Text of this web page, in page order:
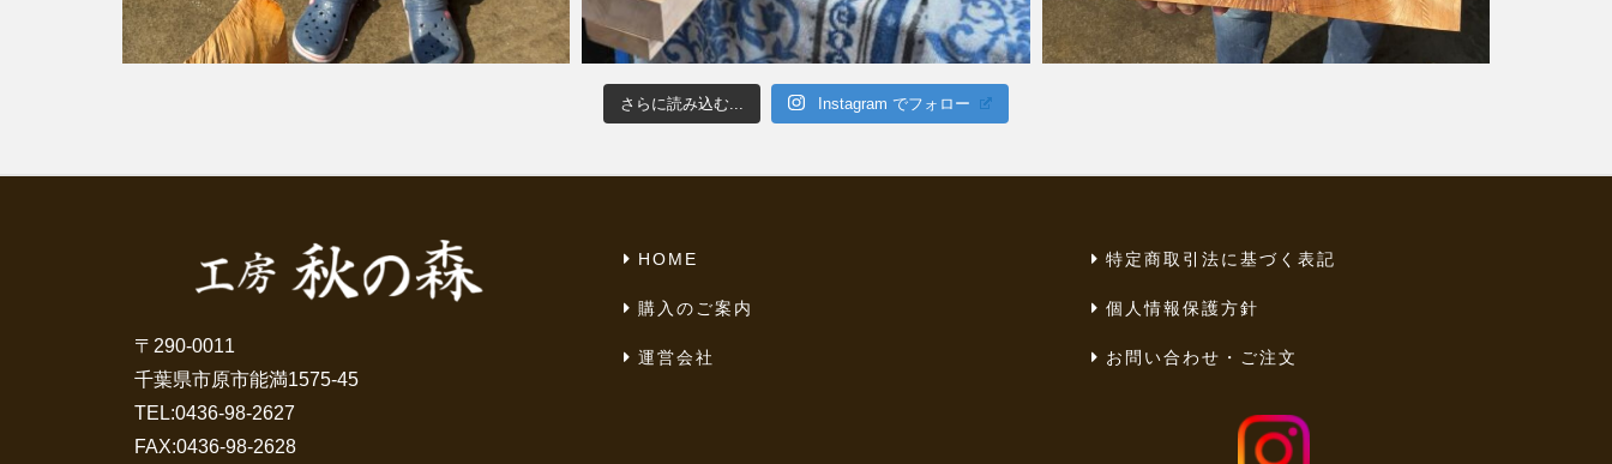
さらに読み込む... Instagram でフォロー
〒290-0011
千葉県市原市能満1575-45
TEL:0436-98-2627
FAX:0436-98-2628
HOME
購入のご案内
運営会社
特定商取引法に基づく表記
個人情報保護方針
お問い合わせ・ご注文